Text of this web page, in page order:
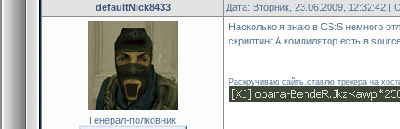
defaultNick8433 Дата: Вторник, 23.06.2009, 12:32:42 |
Генерал-полковник
Насколько я знаю в CS:S немного
скриптинг.А компилятор есть в
Раскручиваю сайты,ставлю трекера на